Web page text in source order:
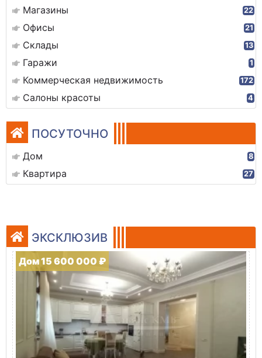
Магазины 22
Офисы 21
Склады 13
Гаражи 1
Коммерческая недвижимость 172
Салоны красоты 4
ПОСУТОЧНО
Дом 8
Квартира 27
ЭКСКЛЮЗИВ
Дом 15 600 000 ₽